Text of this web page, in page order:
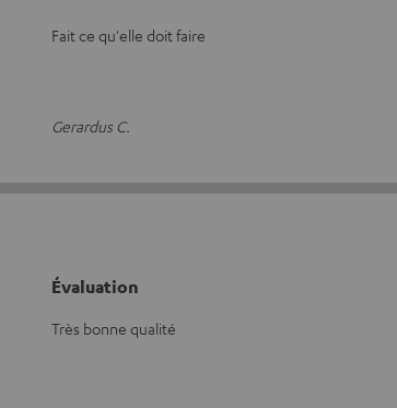
Fait ce qu'elle doit faire
Gerardus C.
Évaluation
Très bonne qualité